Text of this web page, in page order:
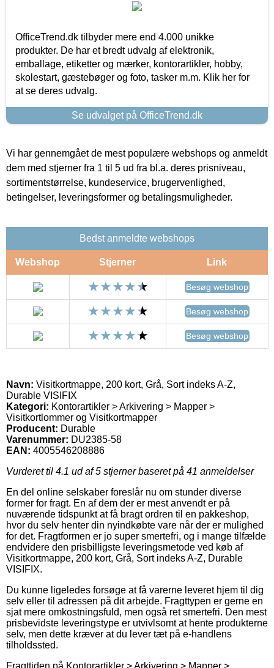
OfficeTrend.dk tilbyder mere end 4.000 unikke
produkter. De har et bredt udvalg af elektronik,
emballage, etiketter og mærker, kontorartikler, hobby,
skolestart, gæstebøger og foto, tasker m.m. Klik her for
at se deres udvalg.
Se udvalget på OfficeTrend.dk
Vi har gennemgået de mest populære webshops og anmeldt
dem med stjerner fra 1 til 5 ud fra bl.a. deres prisniveau,
sortimentstørrelse, kundeservice, brugervenlighed,
betingelser, leveringsformer og betalingsmuligheder.
Bedst anmeldte webshops
Webshop Stjerner Link
Besøg webshop
Besøg webshop
Besøg webshop
Navn: Visitkortmappe, 200 kort, Grå, Sort indeks A-Z,
Durable VISIFIX
Kategori: Kontorartikler > Arkivering > Mapper >
Visitkortlommer og Visitkortmapper
Producent: Durable
Varenummer: DU2385-58
EAN: 4005546208886
Vurderet til 4.1 ud af 5 stjerner baseret på 41 anmeldelser
En del online selskaber foreslår nu om stunder diverse
former for fragt. En af dem der er mest anvendt er på
nuværende tidspunkt at få bragt ordren til en pakkeshop,
hvor du selv henter din nyindkøbte vare når der er mulighed
for det. Fragtformen er jo super smertefri, og i mange tilfælde
endvidere den prisbilligste leveringsmetode ved køb af
Visitkortmappe, 200 kort, Grå, Sort indeks A-Z, Durable
VISIFIX.
Du kunne ligeledes forsøge at få varerne leveret hjem til dig
selv eller til adressen på dit arbejde. Fragttypen er gerne en
sjat mere omkostningsfuld, men også ret smertefri. Den mest
prisbevidste leveringstype er utvivlsomt at hente produkterne
selv, men dette kræver at du lever tæt på e-handlens
tilholdssted.
Fragttiden på Kontorartikler > Arkivering > Mapper >